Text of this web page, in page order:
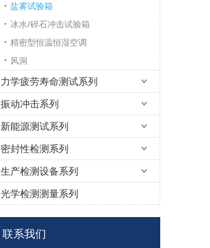
盐雾试验箱
冰水/碎石冲击试验箱
精密型恒温恒湿空调
风洞
力学疲劳寿命测试系列
振动冲击系列
新能源测试系列
密封性检测系列
生产检测设备系列
光学检测测量系列
联系我们